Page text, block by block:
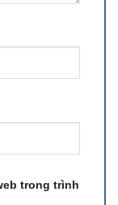
trong trình